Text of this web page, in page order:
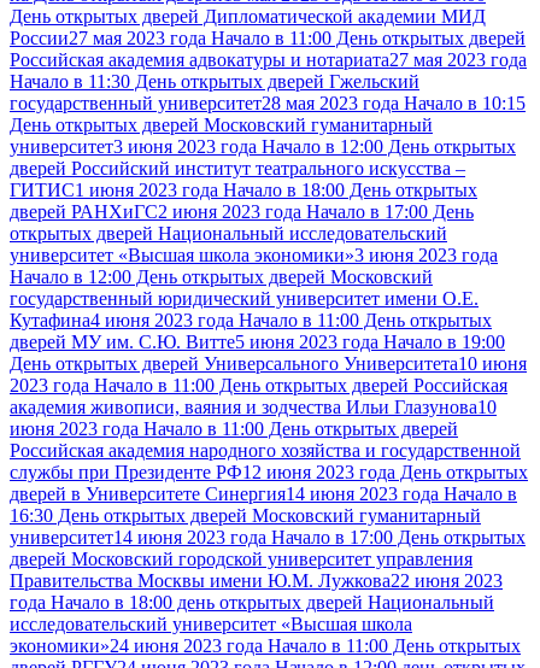
День открытых дверей Дипломатической академии МИД
России27 мая 2023 года Начало в 11:00 День открытых дверей
Российская академия адвокатуры и нотариата27 мая 2023 года
Начало в 11:30 День открытых дверей Гжельский
государственный университет28 мая 2023 года Начало в 10:15
День открытых дверей Московский гуманитарный
университет3 июня 2023 года Начало в 12:00 День открытых
дверей Российский институт театрального искусства –
ГИТИС1 июня 2023 года Начало в 18:00 День открытых
дверей РАНХиГС2 июня 2023 года Начало в 17:00 День
открытых дверей Национальный исследовательский
университет «Высшая школа экономики»3 июня 2023 года
Начало в 12:00 День открытых дверей Московский
государственный юридический университет имени О.Е.
Кутафина4 июня 2023 года Начало в 11:00 День открытых
дверей МУ им. С.Ю. Витте5 июня 2023 года Начало в 19:00
День открытых дверей Универсального Университета10 июня
2023 года Начало в 11:00 День открытых дверей Российская
академия живописи, ваяния и зодчества Ильи Глазунова10
июня 2023 года Начало в 11:00 День открытых дверей
Российская академия народного хозяйства и государственной
службы при Президенте РФ12 июня 2023 года День открытых
дверей в Университете Синергия14 июня 2023 года Начало в
16:30 День открытых дверей Московский гуманитарный
университет14 июня 2023 года Начало в 17:00 День открытых
дверей Московский городской университет управления
Правительства Москвы имени Ю.М. Лужкова22 июня 2023
года Начало в 18:00 день открытых дверей Национальный
исследовательский университет «Высшая школа
экономики»24 июня 2023 года Начало в 11:00 День открытых